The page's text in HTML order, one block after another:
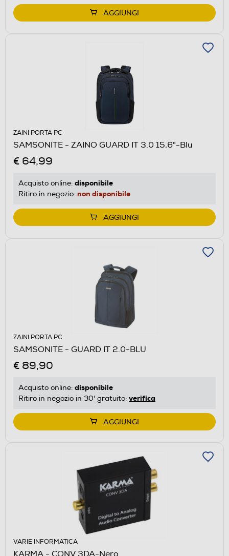
AGGIUNGI
ZAINI PORTA PC
SAMSONITE - ZAINO GUARD IT 3.0 15,6"-Blu
€ 64,99
Acquisto online: disponibile
Ritiro in negozio: non disponibile
AGGIUNGI
ZAINI PORTA PC
SAMSONITE - GUARD IT 2.0-BLU
€ 89,90
Acquisto online: disponibile
Ritiro in negozio in 30' gratuito: verifica
AGGIUNGI
VARIE INFORMATICA
KARMA - CONV 3DA-Nero